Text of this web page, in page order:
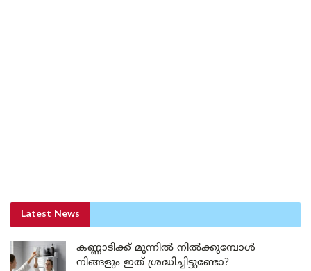
Latest News
കണ്ണാടിക്ക് മുന്നിൽ നിൽക്കുമ്പോൾ
നിങ്ങളും ഇത് ശ്രദ്ധിച്ചിട്ടുണ്ടോ?